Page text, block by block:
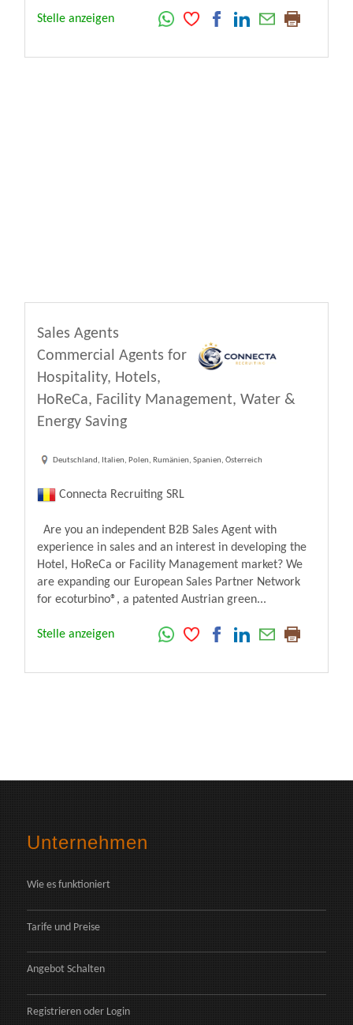
Stelle anzeigen
Sales Agents
Commercial Agents for
Hospitality, Hotels,
HoReCa, Facility Management, Water &
Energy Saving
Deutschland, Italien, Polen, Rumänien, Spanien, Österreich
Connecta Recruiting SRL
Are you an independent B2B Sales Agent with
experience in sales and an interest in developing the
Hotel, HoReCa or Facility Management market? We
are expanding our European Sales Partner Network
for ecoturbino®, a patented Austrian green...
Stelle anzeigen
Unternehmen
Wie es funktioniert
Tarife und Preise
Angebot Schalten
Registrieren oder Login